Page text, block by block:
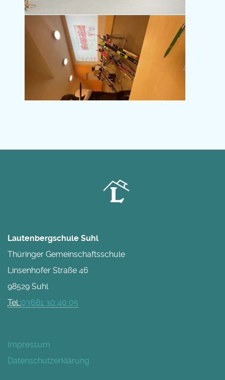
Lautenbergschule Suhl
Thüringer Gemeinschaftsschule
Linsenhofer Straße 46
98529 Suhl
Tel.:03681 30 40 05
Impressum
Datenschutzerklärung